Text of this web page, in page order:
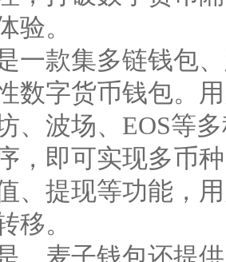
验。
一款集多链钱包
数字货币钱包。
、波场、EOS等
，即可实现多币
、提现等功能，
移。